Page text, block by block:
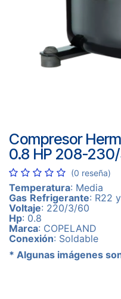
Compresor
0.8 HP 208-
(0 reseña)
Temperatura: Media
Gas Refrigerante: R22
Voltaje: 220/3/60
Hp: 0.8
Marca: COPELAND
Conexión: Soldable
* Algunas imágenes